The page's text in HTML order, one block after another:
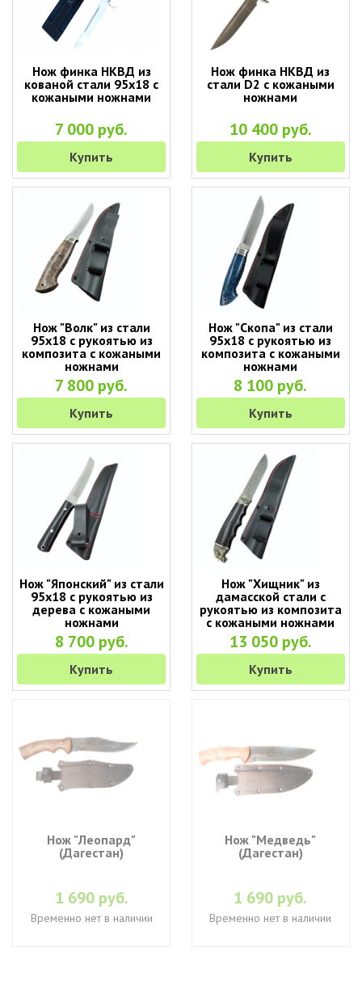
Нож финка НКВД из
кованой стали 95х18 с
кожаными ножнами
7 000 руб.
Купить
Нож финка НКВД из
стали D2 с кожаными
ножнами
10 400 руб.
Купить
Нож "Волк" из стали
95х18 с рукоятью из
композита с кожаными
ножнами
7 800 руб.
Купить
Нож "Скопа" из стали
95х18 с рукоятью из
композита с кожаными
ножнами
8 100 руб.
Купить
Нож "Японский" из стали
95х18 с рукоятью из
дерева с кожаными
ножнами
8 700 руб.
Купить
Нож "Хищник" из
дамасской стали с
рукоятью из композита
с кожаными ножнами
13 050 руб.
Купить
Нож "Леопард"
(Дагестан)
1 690 руб.
Временно нет в наличии
Нож "Медведь"
(Дагестан)
1 690 руб.
Временно нет в наличии